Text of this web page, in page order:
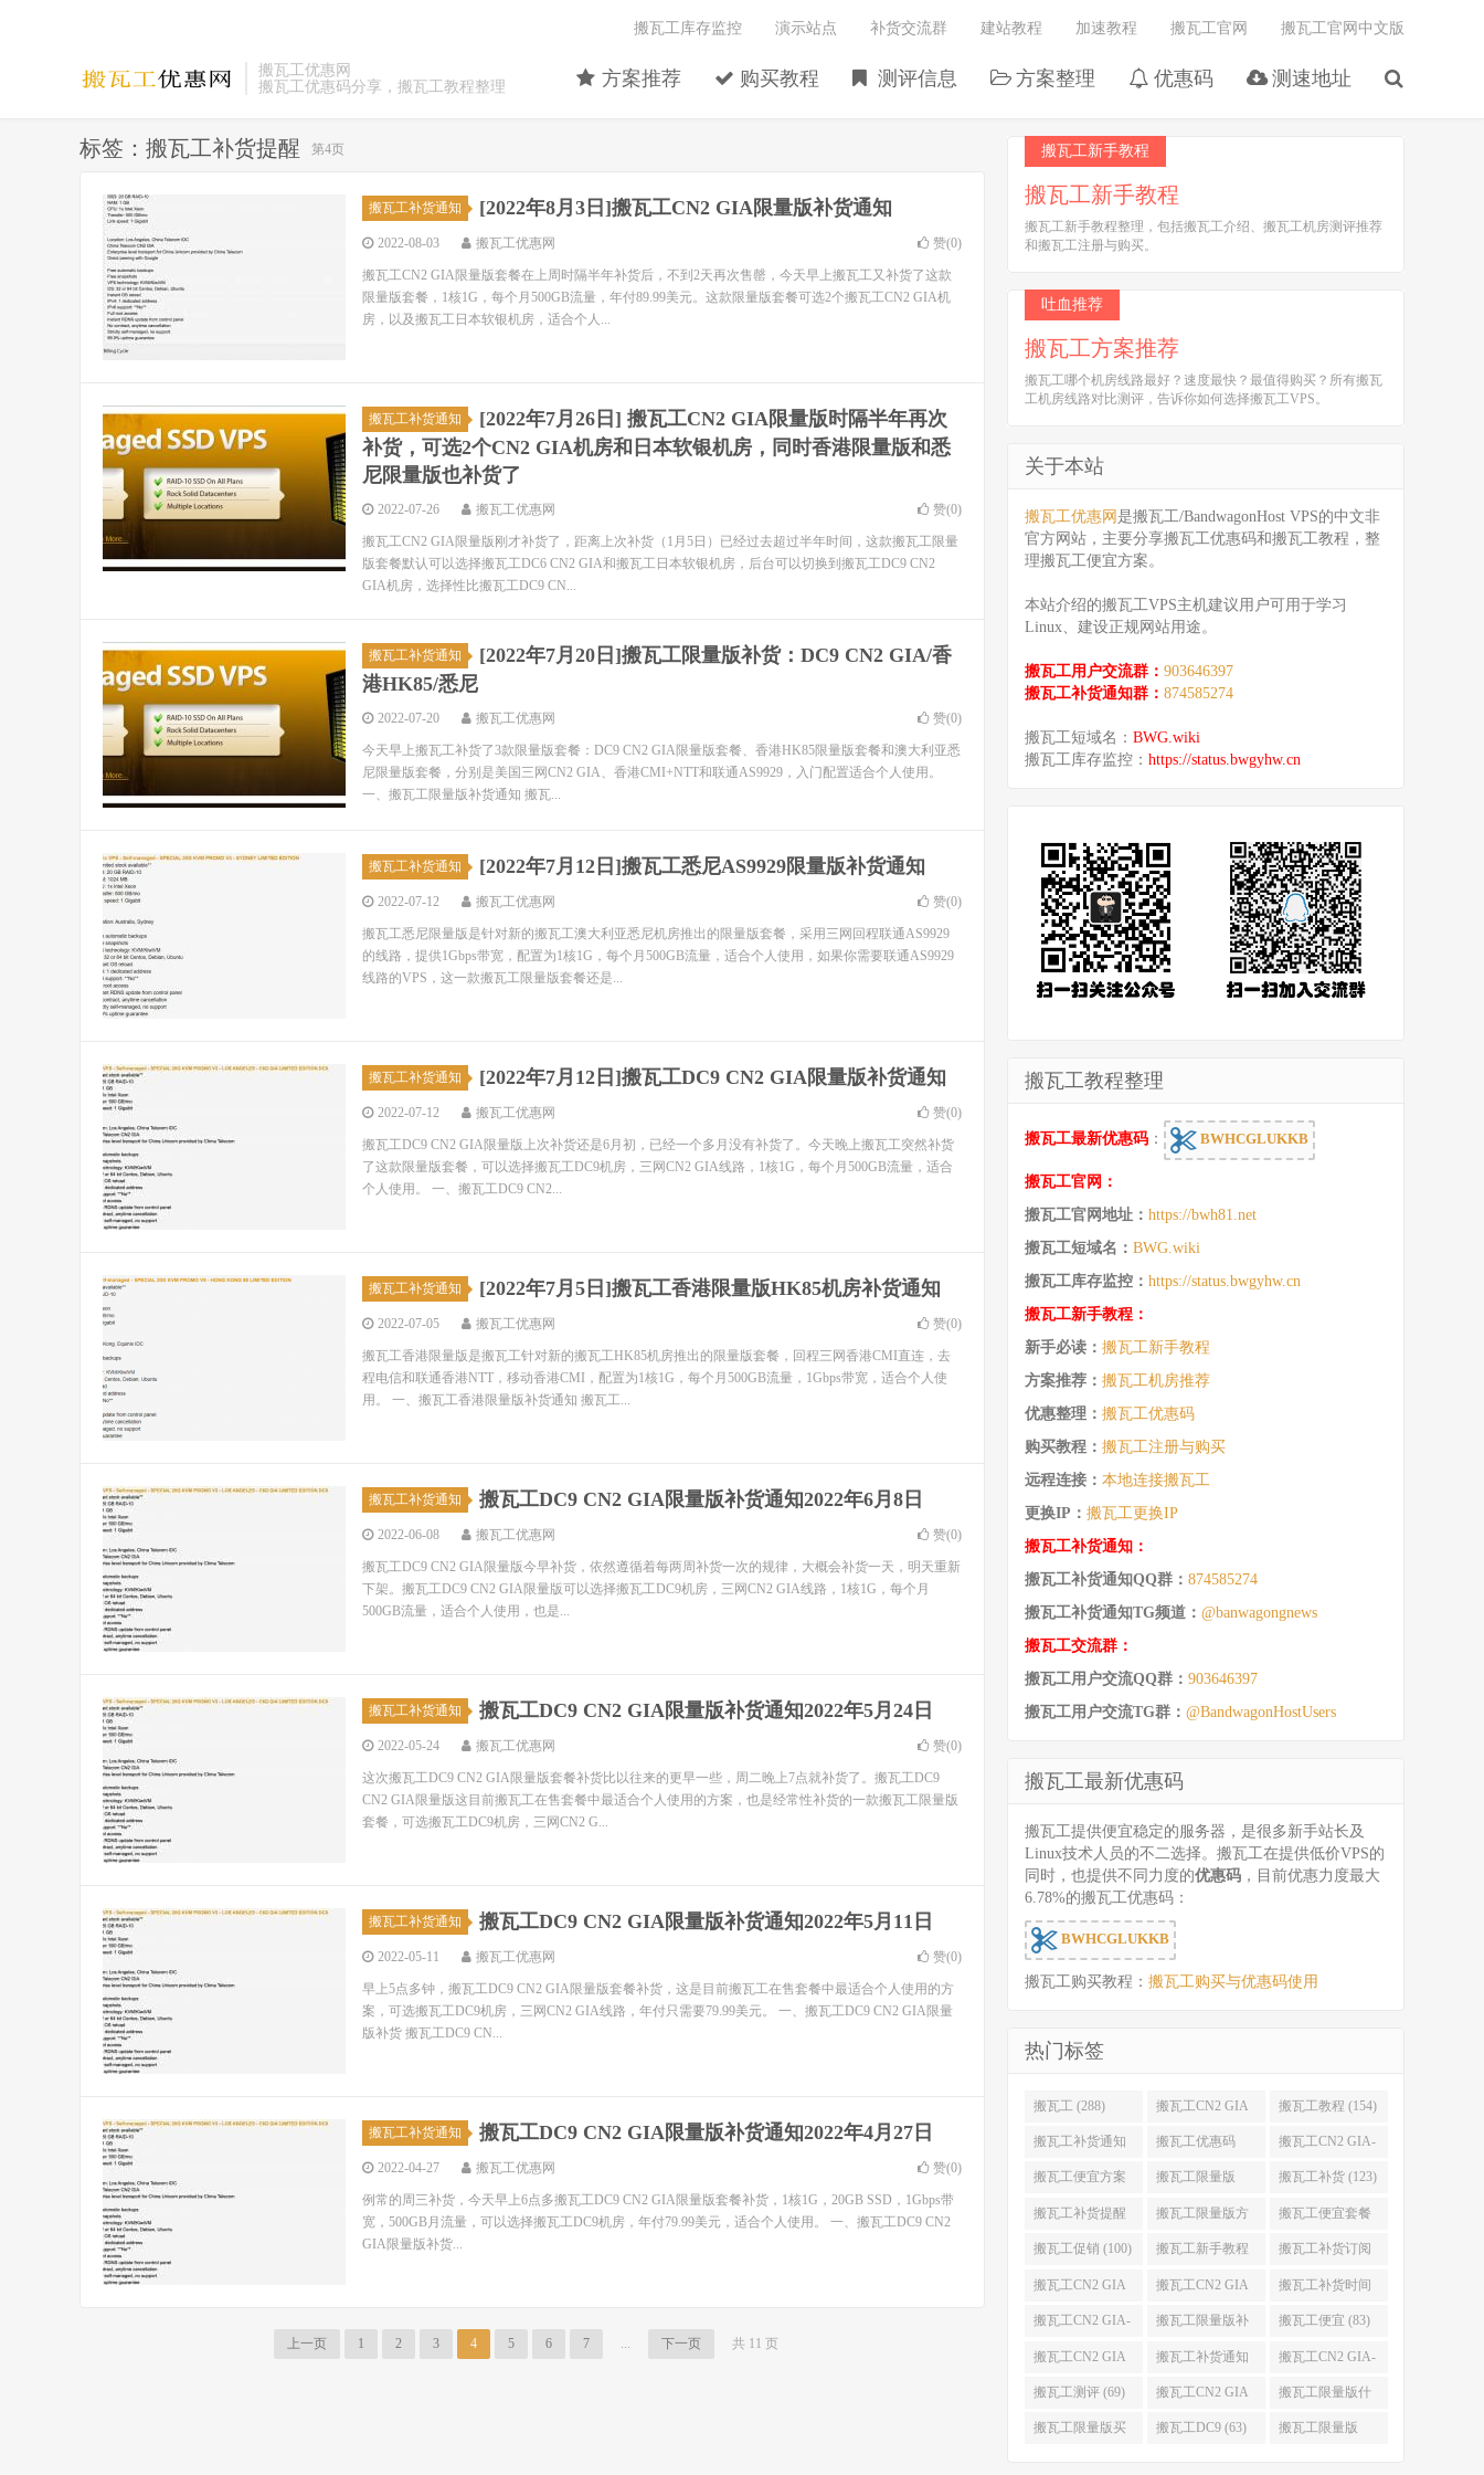
搬瓦工优惠网
搬瓦工优惠码分享，搬瓦工教程整理
方案推荐 购买教程 测评信息 方案整理 优惠码 测速地址
搬瓦工库存监控 演示站点 补货交流群 建站教程 加速教程 搬瓦工官网 搬瓦工官网中文版
标签：搬瓦工补货提醒 第4页
搬瓦工补货通知 [2022年8月3日]搬瓦工CN2 GIA限量版补货通知
2022-08-03 搬瓦工优惠网 赞(0)
搬瓦工CN2 GIA限量版套餐在上周时隔半年补货后，不到2天再次售罄，今天早上搬瓦工又补货了这款
限量版套餐，1核1G，每个月500GB流量，年付89.99美元。这款限量版套餐可选2个搬瓦工CN2 GIA机
房，以及搬瓦工日本软银机房，适合个人...
搬瓦工补货通知
[2022年7月26日] 搬瓦工CN2 GIA限量版时隔半年再次
补货，可选2个CN2 GIA机房和日本软银机房，同时香港限量版和悉
尼限量版也补货了
2022-07-26 搬瓦工优惠网 赞(0)
搬瓦工CN2 GIA限量版刚才补货了，距离上次补货（1月5日）已经过去超过半年时间，这款搬瓦工限量
版套餐默认可以选择搬瓦工DC6 CN2 GIA和搬瓦工日本软银机房，后台可以切换到搬瓦工DC9 CN2
GIA机房，选择性比搬瓦工DC9 CN...
搬瓦工补货通知
[2022年7月20日]搬瓦工限量版补货：DC9 CN2 GIA/香
港HK85/悉尼
2022-07-20 搬瓦工优惠网 赞(0)
今天早上搬瓦工补货了3款限量版套餐：DC9 CN2 GIA限量版套餐、香港HK85限量版套餐和澳大利亚悉
尼限量版套餐，分别是美国三网CN2 GIA、香港CMI+NTT和联通AS9929，入门配置适合个人使用。
一、搬瓦工限量版补货通知 搬瓦...
搬瓦工补货通知 [2022年7月12日]搬瓦工悉尼AS9929限量版补货通知
2022-07-12 搬瓦工优惠网 赞(0)
搬瓦工悉尼限量版是针对新的搬瓦工澳大利亚悉尼机房推出的限量版套餐，采用三网回程联通AS9929
的线路，提供1Gbps带宽，配置为1核1G，每个月500GB流量，适合个人使用，如果你需要联通AS9929
线路的VPS，这一款搬瓦工限量版套餐还是...
搬瓦工补货通知 [2022年7月12日]搬瓦工DC9 CN2 GIA限量版补货通知
2022-07-12 搬瓦工优惠网 赞(0)
搬瓦工DC9 CN2 GIA限量版上次补货还是6月初，已经一个多月没有补货了。今天晚上搬瓦工突然补货
了这款限量版套餐，可以选择搬瓦工DC9机房，三网CN2 GIA线路，1核1G，每个月500GB流量，适合
个人使用。 一、搬瓦工DC9 CN2...
搬瓦工补货通知 [2022年7月5日]搬瓦工香港限量版HK85机房补货通知
2022-07-05 搬瓦工优惠网 赞(0)
搬瓦工香港限量版是搬瓦工针对新的搬瓦工HK85机房推出的限量版套餐，回程三网香港CMI直连，去
程电信和联通香港NTT，移动香港CMI，配置为1核1G，每个月500GB流量，1Gbps带宽，适合个人使
用。 一、搬瓦工香港限量版补货通知 搬瓦工...
搬瓦工补货通知 搬瓦工DC9 CN2 GIA限量版补货通知2022年6月8日
2022-06-08 搬瓦工优惠网 赞(0)
搬瓦工DC9 CN2 GIA限量版今早补货，依然遵循着每两周补货一次的规律，大概会补货一天，明天重新
下架。搬瓦工DC9 CN2 GIA限量版可以选择搬瓦工DC9机房，三网CN2 GIA线路，1核1G，每个月
500GB流量，适合个人使用，也是...
搬瓦工补货通知 搬瓦工DC9 CN2 GIA限量版补货通知2022年5月24日
2022-05-24 搬瓦工优惠网 赞(0)
这次搬瓦工DC9 CN2 GIA限量版套餐补货比以往来的更早一些，周二晚上7点就补货了。搬瓦工DC9
CN2 GIA限量版这目前搬瓦工在售套餐中最适合个人使用的方案，也是经常性补货的一款搬瓦工限量版
套餐，可选搬瓦工DC9机房，三网CN2 G...
搬瓦工补货通知 搬瓦工DC9 CN2 GIA限量版补货通知2022年5月11日
2022-05-11 搬瓦工优惠网 赞(0)
早上5点多钟，搬瓦工DC9 CN2 GIA限量版套餐补货，这是目前搬瓦工在售套餐中最适合个人使用的方
案，可选搬瓦工DC9机房，三网CN2 GIA线路，年付只需要79.99美元。 一、搬瓦工DC9 CN2 GIA限量
版补货 搬瓦工DC9 CN...
搬瓦工补货通知 搬瓦工DC9 CN2 GIA限量版补货通知2022年4月27日
2022-04-27 搬瓦工优惠网 赞(0)
例常的周三补货，今天早上6点多搬瓦工DC9 CN2 GIA限量版套餐补货，1核1G，20GB SSD，1Gbps带
宽，500GB月流量，可以选择搬瓦工DC9机房，年付79.99美元，适合个人使用。 一、搬瓦工DC9 CN2
GIA限量版补货...
上一页 1 2 3 4 5 6 7 ... 下一页 共 11 页
搬瓦工新手教程
搬瓦工新手教程
搬瓦工新手教程整理，包括搬瓦工介绍、搬瓦工机房测评推荐
和搬瓦工注册与购买。
吐血推荐
搬瓦工方案推荐
搬瓦工哪个机房线路最好？速度最快？最值得购买？所有搬瓦
工机房线路对比测评，告诉你如何选择搬瓦工VPS。
关于本站
搬瓦工优惠网 是搬瓦工/BandwagonHost VPS的中文非
官方网站，主要分享搬瓦工优惠码和搬瓦工教程，整
理搬瓦工便宜方案。
本站介绍的搬瓦工VPS主机建议用户可用于学习
Linux、建设正规网站用途。
搬瓦工用户交流群： 903646397
搬瓦工补货通知群： 874585274
搬瓦工短域名： BWG.wiki
搬瓦工库存监控： https://status.bwgyhw.cn
搬瓦工教程整理
搬瓦工最新优惠码 ： BWHCGLUKKB
搬瓦工官网：
搬瓦工官网地址： https://bwh81.net
搬瓦工短域名： BWG.wiki
搬瓦工库存监控： https://status.bwgyhw.cn
搬瓦工新手教程：
新手必读： 搬瓦工新手教程
方案推荐： 搬瓦工机房推荐
优惠整理： 搬瓦工优惠码
购买教程： 搬瓦工注册与购买
远程连接： 本地连接搬瓦工
更换IP： 搬瓦工更换IP
搬瓦工补货通知：
搬瓦工补货通知QQ群： 874585274
搬瓦工补货通知TG频道： @banwagongnews
搬瓦工交流群：
搬瓦工用户交流QQ群： 903646397
搬瓦工用户交流TG群： @BandwagonHostUsers
搬瓦工最新优惠码
搬瓦工提供便宜稳定的服务器，是很多新手站长及
Linux技术人员的不二选择。搬瓦工在提供低价VPS的
同时，也提供不同力度的优惠码 ，目前优惠力度最大
6.78%的搬瓦工优惠码：
BWHCGLUKKB
搬瓦工购买教程： 搬瓦工购买与优惠码使用
热门标签
搬瓦工 (288) 搬瓦工CN2 GIA
(176)
搬瓦工教程 (154)
搬瓦工补货通知
(132)
搬瓦工优惠码
(131)
搬瓦工CN2 GIA-
E (130)
搬瓦工便宜方案
(128)
搬瓦工限量版
(126)
搬瓦工补货 (123)
搬瓦工补货提醒
(106)
搬瓦工限量版方
案 (106)
搬瓦工便宜套餐
(103)
搬瓦工促销 (100) 搬瓦工新手教程
(98)
搬瓦工补货订阅
(98)
搬瓦工CN2 GIA
便宜方案 (92)
搬瓦工CN2 GIA
限量版 (90)
搬瓦工补货时间
(89)
搬瓦工CN2 GIA-
E限量版 (84)
搬瓦工限量版补
货 (84)
搬瓦工便宜 (83)
搬瓦工CN2 GIA
优惠 (82)
搬瓦工补货通知
QQ群 (76)
搬瓦工CN2 GIA-
E便宜套餐 (76)
搬瓦工测评 (69) 搬瓦工CN2 GIA
限量版补货 (67)
搬瓦工限量版什
么时候补货 (67)
搬瓦工限量版买 搬瓦工DC9 (63) 搬瓦工限量版